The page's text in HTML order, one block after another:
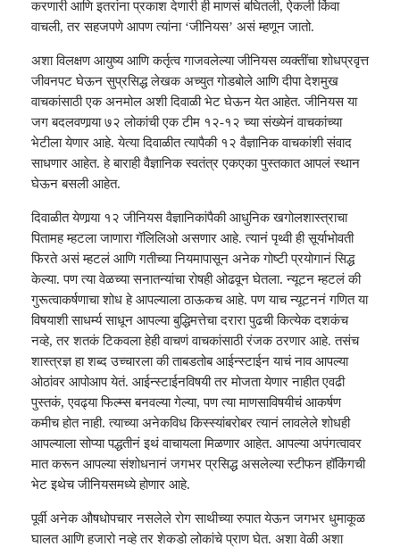
करणारी आणि इतरांना प्रकाश देणारी ही माणसं बघितली, ऐकली किंवा
वाचली, तर सहजपणे आपण त्यांना ‘जीनियस’ असं म्हणून जातो.
अशा विलक्षण आयुष्य आणि कर्तृत्व गाजवलेल्या जीनियस व्यक्तींचा शोधप्रवृत्त
जीवनपट घेऊन सुप्रसिद्ध लेखक अच्युत गोडबोले आणि दीपा देशमुख
वाचकांसाठी एक अनमोल अशी दिवाळी भेट घेऊन येत आहेत. जीनियस या
जग बदलवणार्‍या ७२ लोकांची एक टीम १२-१२ च्या संख्येनं वाचकांच्या
भेटीला येणार आहे. येत्या दिवाळीत त्यापैकी १२ वैज्ञानिक वाचकांशी संवाद
साधणार आहेत. हे बाराही वैज्ञानिक स्वतंत्र एकएका पुस्तकात आपलं स्थान
घेऊन बसली आहेत.
दिवाळीत येणार्‍या १२ जीनियस वैज्ञानिकांपैकी आधुनिक खगोलशास्त्राचा
पितामह म्हटला जाणारा गॅलिलिओ असणार आहे. त्यानं पृथ्वी ही सूर्याभोवती
फिरते असं म्हटलं आणि गतीच्या नियमापासून अनेक गोष्टी प्रयोगानं सिद्ध
केल्या. पण त्या वेळच्या सनातन्यांचा रोषही ओढवून घेतला. न्यूटन म्हटलं की
गुरूत्वाकर्षणाचा शोध हे आपल्याला ठाऊकच आहे. पण याच न्यूटननं गणित या
विषयाशी साधर्म्य साधून आपल्या बुद्धिमत्तेचा दरारा पुढची कित्येक दशकंच
नव्हे, तर शतकं टिकवला हेही वाचणं वाचकांसाठी रंजक ठरणार आहे. तसंच
शास्त्रज्ञ हा शब्द उच्चारला की ताबडतोब आईन्स्टाईन याचं नाव आपल्या
ओठांवर आपोआप येतं. आईन्स्टाईनविषयी तर मोजता येणार नाहीत एवढी
पुस्तकं, एवढ्या फिल्म्स बनवल्या गेल्या, पण त्या माणसाविषयीचं आकर्षण
कमीच होत नाही. त्याच्या अनेकविध किस्स्यांबरोबर त्यानं लावलेले शोधही
आपल्याला सोप्या पद्धतीनं इथं वाचायला मिळणार आहेत. आपल्या अपंगत्वावर
मात करून आपल्या संशोधनानं जगभर प्रसिद्ध असलेल्या स्टीफन हॉकिंगची
भेट इथेच जीनियसमध्ये होणार आहे.
पूर्वी अनेक औषधोपचार नसलेले रोग साथीच्या रुपात येऊन जगभर धुमाकूळ
घालत आणि हजारो नव्हे तर शेकडो लोकांचे प्राण घेत. अशा वेळी अशा